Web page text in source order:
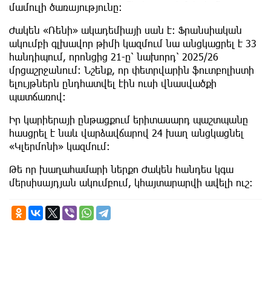
մամուլի ծառայությունը։
Ժակեն «Ռենի» ակադեմիայի սան է։ Ֆրանսիական
ակումբի գլխավոր թիմի կազմում նա անցկացրել է 33
հանդիպում, որոնցից 21-ը՝ նախորդ՝ 2025/26
մրցաշրջանում։ Նշենք, որ փետրվարին ֆուտբոլիստի
ելույթներն ընդհատվել էին ուսի վնասվածքի
պատճառով։
Իր կարիերայի ընթացքում երիտասարդ պաշտպանը
հասցրել է նաև վարձավճարով 24 խաղ անցկացնել
«Կլերմոնի» կազմում։
Թե որ խաղահամարի ներքո Ժակեն հանդես կգա
մերսիսայդյան ակումբում, կհայտարարվի ավելի ուշ։